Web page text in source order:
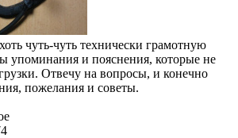
чуть-чуть технически грамотную
упоминания и пояснения, которые не
Отвечу на вопросы, и конечно
пожелания и советы.